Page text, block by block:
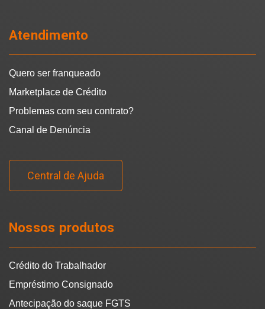
Atendimento
Quero ser franqueado
Marketplace de Crédito
Problemas com seu contrato?
Canal de Denúncia
Central de Ajuda
Nossos produtos
Crédito do Trabalhador
Empréstimo Consignado
Antecipação do saque FGTS